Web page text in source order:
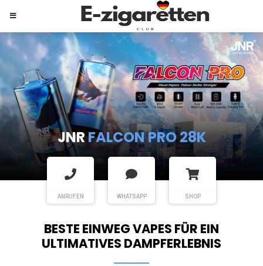
JNRSHISHA HOOKAH MAX
ANRUFEN WHATSAPP SHOP
BESTE EINWEG VAPES FÜR EIN
ULTIMATIVES DAMPFERLEBNIS